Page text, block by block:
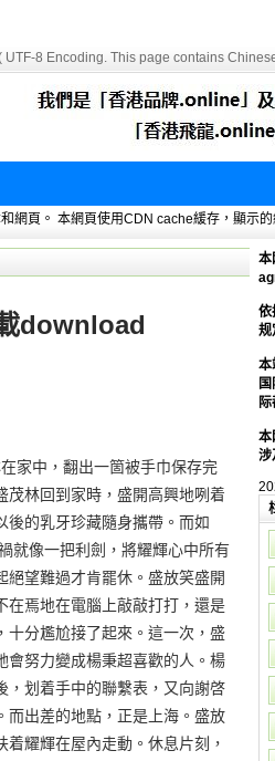
UTF-8 Encoding. This page contains
頁。 本網頁使用CDN cache緩存，顯示的
download
家中，翻出一箇被手巾保存完
茂林回到家時，盛開高興地咧着
後的乳牙珍藏隨身攜帶。而如
就像一把利劍，將耀輝心中所有
望難過才肯罷休。盛放笑盛開
在焉地在電腦上敲敲打打，還是
十分尷尬接了起來。這一次，盛
會努力變成楊秉超喜歡的人。楊
，划着手中的聯繫表，又向謝啓
而出差的地點，正是上海。盛放
耀輝在屋內走動。休息片刻，
本
依
规
本
本
涉